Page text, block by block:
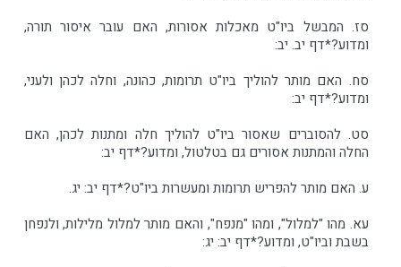
סז. המבשל ביו"ט מאכלות אסורות, האם עובר איסור תורה,
ומדוע?*דף יב. יב:
סח. האם מותר להוליך ביו"ט תרומות, כהונה, וחלה לכהן ולעני,
ומדוע?*דף יב:
סט. להסוברים שאסור ביו"ט להוליך חלה ומתנות לכהן, האם
החלה והמתנות אסורים גם בטלטול, ומדוע?*דף יב:
ע. האם מותר להפריש תרומות ומעשרות ביו"ט?*דף יב: יג.
עא. מהו "למלול", ומהו "מנפח", והאם מותר למלול מלילות, ולנפחן
בשבת וביו"ט, ומדוע?*דף יב: יג: